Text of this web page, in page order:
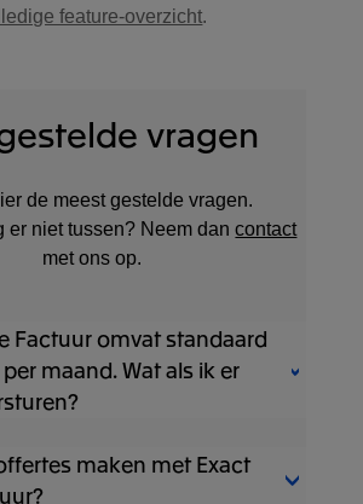
feature-overzicht.
vragen
de meest gestelde vragen.
er niet tussen? Neem dancontact
met ons op.
Factuur omvat standaard
maand. Wat als ik er
Factuur kan je 25 facturen
Wil je toch meer dan
maken met Exact